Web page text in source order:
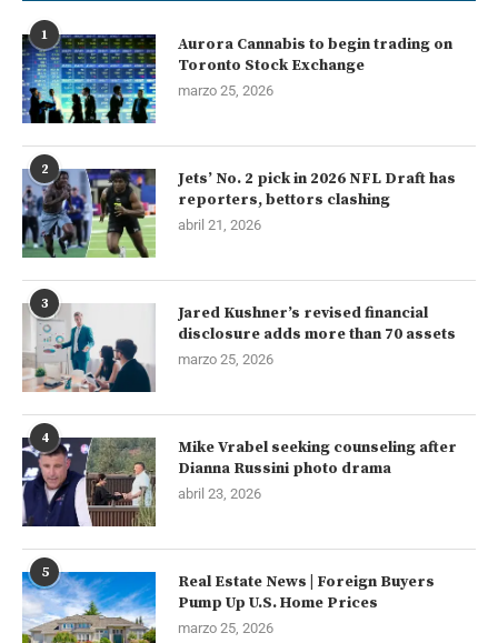
1
Aurora Cannabis to begin trading on
Toronto Stock Exchange
marzo 25, 2026
2
Jets’ No. 2 pick in 2026 NFL Draft has
reporters, bettors clashing
abril 21, 2026
3
Jared Kushner’s revised financial
disclosure adds more than 70 assets
marzo 25, 2026
4
Mike Vrabel seeking counseling after
Dianna Russini photo drama
abril 23, 2026
5
Real Estate News | Foreign Buyers
Pump Up U.S. Home Prices
marzo 25, 2026